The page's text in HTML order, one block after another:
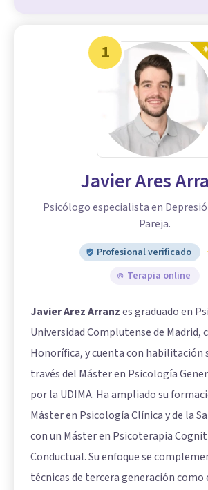
1
Javier Ares
Psicólogo especialista en
Pareja.
Profesional verificado
Terapia online
Javier Arez Arranzes graduado en
Universidad Complutense de Madrid,
Honorífica, y cuenta con habilitación
través del Máster en Psicología
por la UDIMA. Ha ampliado su
Máster en Psicología Clínica y de la
con un Máster en Psicoterapia
Conductual. Su enfoque se
técnicas de tercera generación como